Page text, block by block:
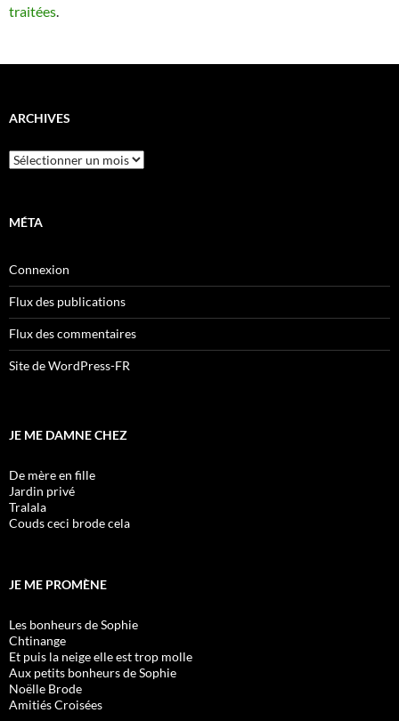
traitées.
ARCHIVES
Archives
MÉTA
Connexion
Flux des publications
Flux des commentaires
Site de WordPress-FR
JE ME DAMNE CHEZ
De mère en fille
Jardin privé
Tralala
Couds ceci brode cela
JE ME PROMÈNE
Les bonheurs de Sophie
Chtinange
Et puis la neige elle est trop molle
Aux petits bonheurs de Sophie
Noëlle Brode
Amitiés Croisées